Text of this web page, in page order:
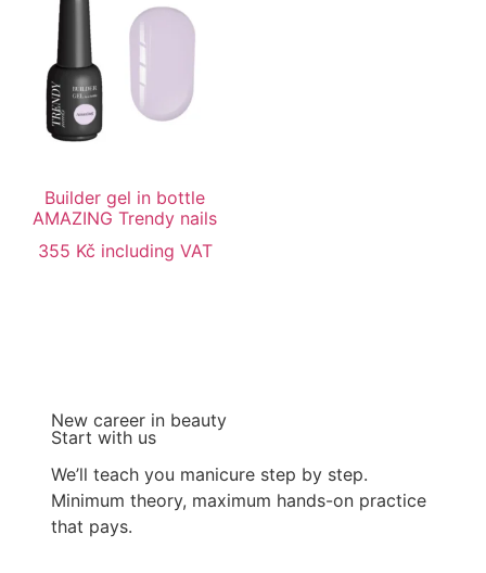
Builder gel in bottle
AMAZING Trendy nails
355 Kč including VAT
New career in beauty
Start with us
We’ll teach you manicure step by step.
Minimum theory, maximum hands-on practice
that pays.